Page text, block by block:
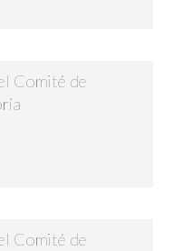
Comité de
Comité de